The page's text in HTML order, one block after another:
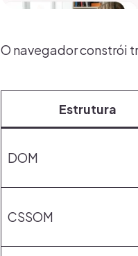
O navegador constrói
Estrutura
DOM
CSSOM